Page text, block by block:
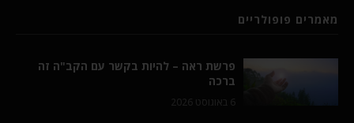
מאמרים פופולריים
פרשת ראה – להיות בקשר עם הקב"ה זה
ברכה
6 באוגוסט 2026